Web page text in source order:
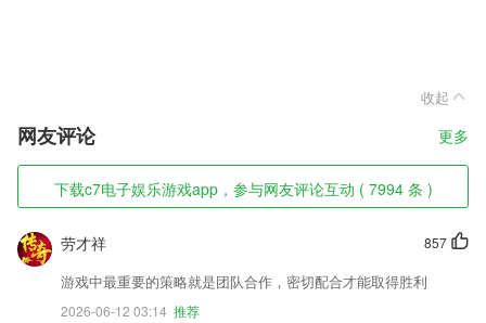
收起
网友评论 更多
下载c7电子娱乐游戏app，参与网友评论互动 ( 7994 条 )
857
劳才祥
游戏中最重要的策略就是团队合作，密切配合才能取得胜利
2026-06-12 03:14 推荐